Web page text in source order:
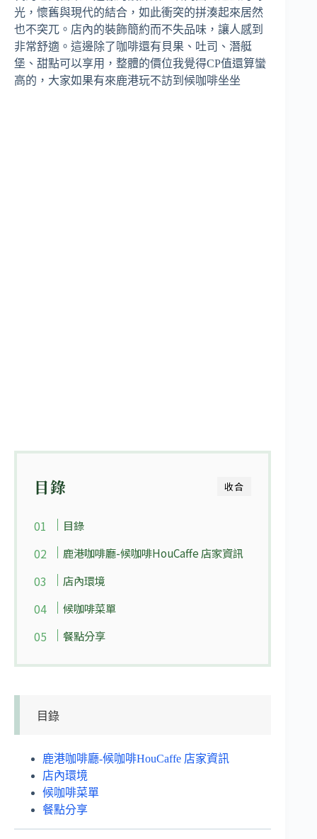
光，懷舊與現代的結合，如此衝突的拼湊起來居然
也不突兀。店內的裝飾簡約而不失品味，讓人感到
非常舒適。這邊除了咖啡還有貝果、吐司、潛艇
堡、甜點可以享用，整體的價位我覺得CP值還算蠻
高的，大家如果有來鹿港玩不訪到候咖啡坐坐
收合
目錄
目錄
鹿港咖啡廳-候咖啡HouCaffe 店家資訊
店內環境
候咖啡菜單
餐點分享
目錄
鹿港咖啡廳-候咖啡HouCaffe 店家資訊
店內環境
候咖啡菜單
餐點分享